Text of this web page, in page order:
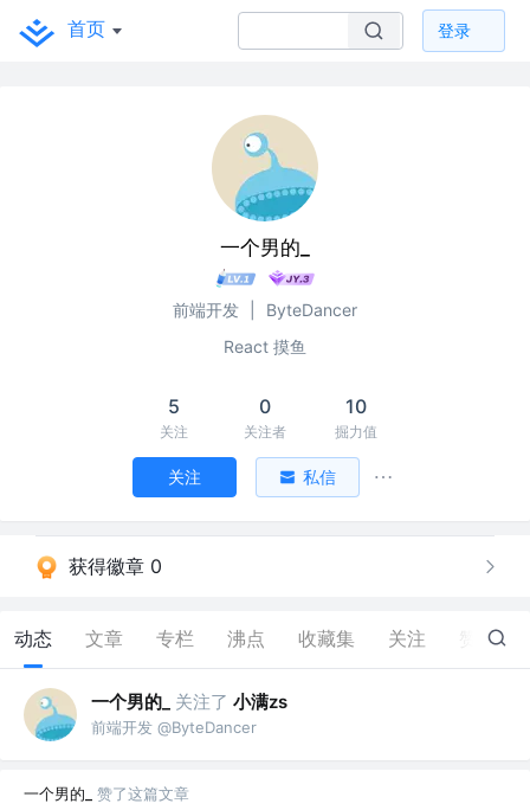
首页 登录
一个男的_
前端开发
ByteDancer
React 摸鱼
5
关注
0
关注者
10
掘力值
关注 私信
获得徽章 0
动态 文章 专栏 沸点 收藏集 关注 11
一个男的_ 关注了 小满zs
前端开发 @ByteDancer
一个男的_ 赞了这篇文章